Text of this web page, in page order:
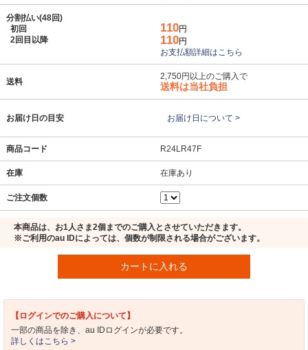
分割払い(48回)
初回
2回目以降
110円
110円
お支払額詳細はこちら
送料
2,750円以上のご購入で
送料は当社負担
お届け日の目安 お届け日について >
商品コード R24LR47F
在庫 在庫あり
ご注文個数
本商品は、お1人さま2個までのご購入とさせていただきます。
※ご利用のau IDによっては、個数が制限される場合がございます。
カートに入れる
【ログインでのご購入について】
一部の商品を除き、au IDログインが必要です。
詳しくはこちら >